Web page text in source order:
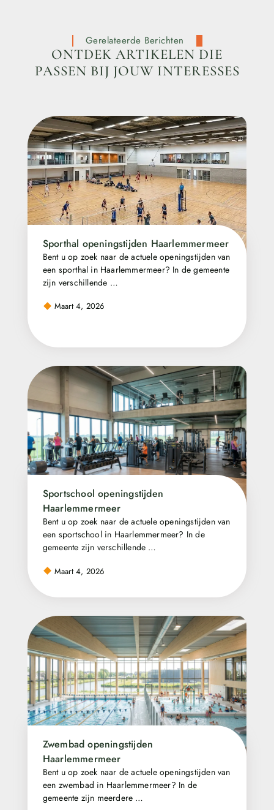
Gerelateerde Berichten
ONTDEK ARTIKELEN DIE
PASSEN BIJ JOUW INTERESSES
Sporthal openingstijden Haarlemmermeer
Bent u op zoek naar de actuele openingstijden van
een sporthal in Haarlemmermeer? In de gemeente
zijn verschillende …
Maart 4, 2026
Sportschool openingstijden
Haarlemmermeer
Bent u op zoek naar de actuele openingstijden van
een sportschool in Haarlemmermeer? In de
gemeente zijn verschillende …
Maart 4, 2026
Zwembad openingstijden
Haarlemmermeer
Bent u op zoek naar de actuele openingstijden van
een zwembad in Haarlemmermeer? In de
gemeente zijn meerdere …